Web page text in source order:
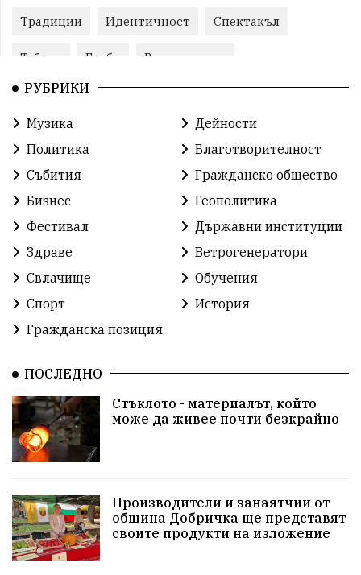
Традиции Идентичност Спектакъл
Табели Глоби Велотуризъм
Благотворителност
Работа Народност
Ретро Международен Футбол
Лига екология протест
Одринци
Концерт Победа Баскетбол
Усмивки история празник
Община Добрич
Шах Балканиада Спорт Световен
Шампион
язовир Одринци
Общност Крушари
РУБРИКИ
Музика
Дейности
Политика
Благотворителност
Събития
Гражданско общество
Бизнес
Геополитика
Фестивал
Държавни институции
Здраве
Ветрогенератори
Свлачище
Обучения
Спорт
История
Гражданска позиция
ПОСЛЕДНО
Стъклото - материалът, който
може да живее почти безкрайно
Производители и занаятчии от
община Добричка ще представят
своите продукти на изложение